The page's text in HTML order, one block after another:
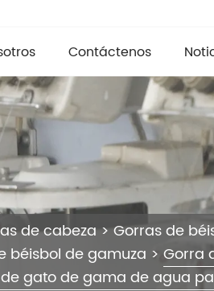
Contáctenos
de cabeza>Gorras de
béisbol de gamuza > Gorra
gato de gama de agua